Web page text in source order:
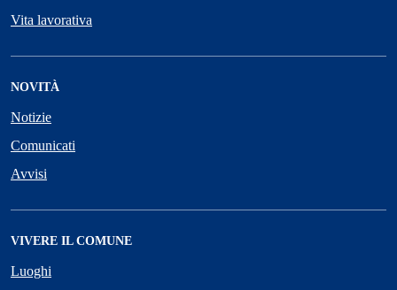
Vita lavorativa
NOVITÀ
Notizie
Comunicati
Avvisi
VIVERE IL COMUNE
Luoghi